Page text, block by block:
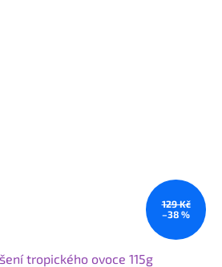
129 Kč
–38 %
tropického ovoce 115g